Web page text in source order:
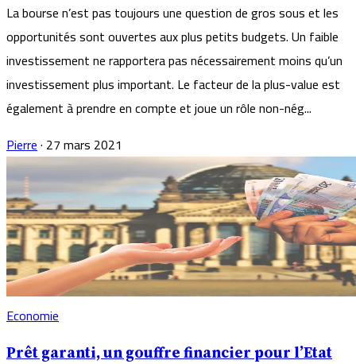
La bourse n’est pas toujours une question de gros sous et les
opportunités sont ouvertes aux plus petits budgets. Un faible
investissement ne rapportera pas nécessairement moins qu’un
investissement plus important. Le facteur de la plus-value est
également à prendre en compte et joue un rôle non-nég...
Pierre· 27 mars 2021
Economie
Prêt garanti, un gouffre financier pour l’Etat